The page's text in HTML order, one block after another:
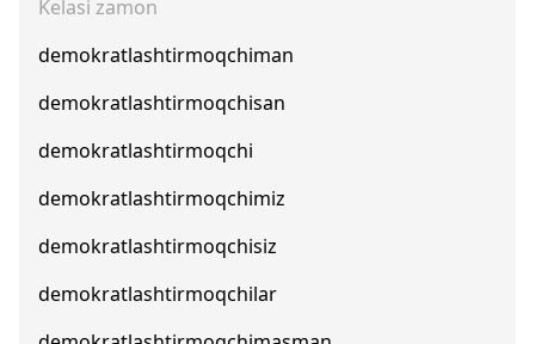
Kelasi zamon
demokratlashtirmoqchiman
demokratlashtirmoqchisan
demokratlashtirmoqchi
demokratlashtirmoqchimiz
demokratlashtirmoqchisiz
demokratlashtirmoqchilar